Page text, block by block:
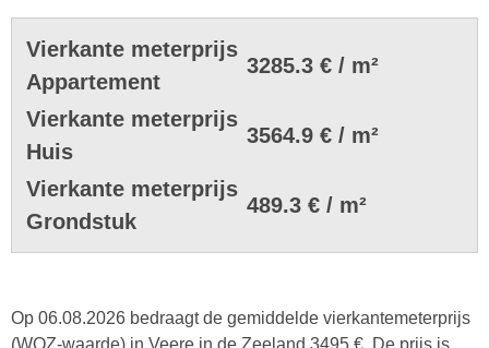
Vierkante meterprijs
Appartement
3285.3 € / m²
Vierkante meterprijs
Huis
3564.9 € / m²
Vierkante meterprijs
Grondstuk
489.3 € / m²
Op 06.08.2026 bedraagt de gemiddelde vierkantemeterprijs
(WOZ-waarde) in Veere in de Zeeland 3495 €. De prijs is